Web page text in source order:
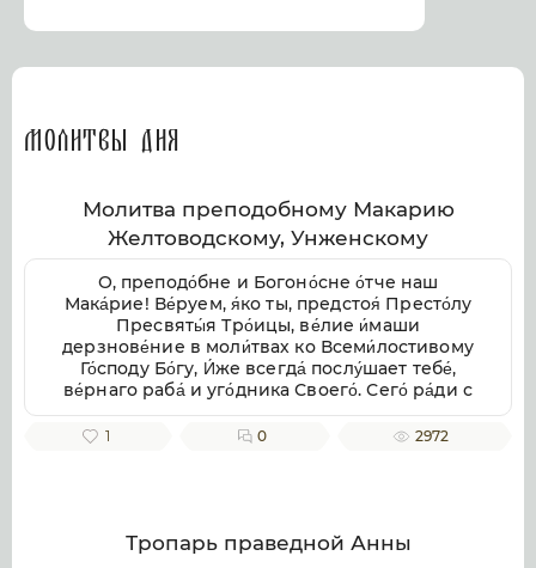
Молитвы дня
Молитва преподобному Макарию
Желтоводскому, Унженскому
О, преподо́бне и Богоно́сне о́тче наш
Мака́рие! Ве́руем, я́ко ты, предстоя́ Престо́лу
Пресвяты́я Тро́ицы, ве́лие и́маши
дерзнове́ние в моли́твах ко Всеми́лостивому
Го́споду Бо́гу, И́же всегда́ послу́шает тебе́,
ве́рнаго раба́ и уго́дника Своего́. Сего́ ра́ди с
умиле́нием смире́нно припа́даем к тебе́,
свя́тче Бо́жий, не премолчи́ о нас моли́тися ко
исправле́ние зло́му и окая́нному на́шему
1 0 2972
Тропарь праведной Анны